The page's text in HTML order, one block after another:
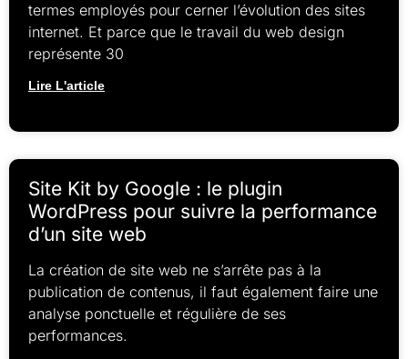
termes employés pour cerner l’évolution des sites
internet. Et parce que le travail du web design
représente 30
Lire L'article
Site Kit by Google : le plugin
WordPress pour suivre la performance
d’un site web
La création de site web ne s’arrête pas à la
publication de contenus, il faut également faire une
analyse ponctuelle et régulière de ses
performances.